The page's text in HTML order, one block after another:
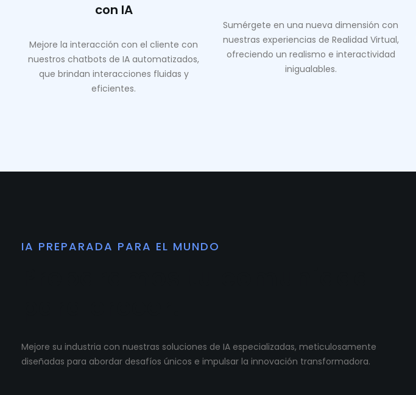
con IA
Mejore la interacción con el cliente con
nuestros chatbots de IA automatizados,
que brindan interacciones fluidas y
eficientes.
Sumérgete en una nueva dimensión con
nuestras experiencias de Realidad Virtual,
ofreciendo un realismo e interactividad
inigualables.
IA PREPARADA PARA EL MUNDO
Mejore su industria con nuestras soluciones de IA especializadas, meticulosamente
diseñadas para abordar desafíos únicos e impulsar la innovación transformadora.